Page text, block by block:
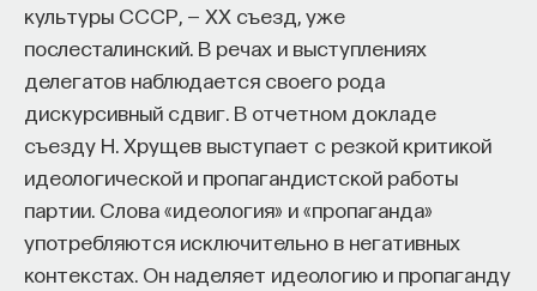
культуры СССР, — XX съезд, уже
послесталинский. В речах и выступлениях
делегатов наблюдается своего рода
дискурсивный сдвиг. В отчетном докладе
съезду Н. Хрущев выступает с резкой критикой
идеологической и пропагандистской работы
партии. Слова «идеология» и «пропаганда»
употребляются исключительно в негативных
контекстах. Он наделяет идеологию и пропаганду
в жизни. Мы должны, например, стремиться стать
лучше как люди, стать добродетельными
в античном смысле этого слова. Должны
практиковать стоицизм в нашей повседневной
жизни. А также, как мы увидим в главе 9,
исполнять свой общественный долг: именно
поэтому Сенека и Марк Аврелий чувствовали
себя обязанными служить римскому народу,
а Музоний и Эпиктет — преподавать стоицизм.